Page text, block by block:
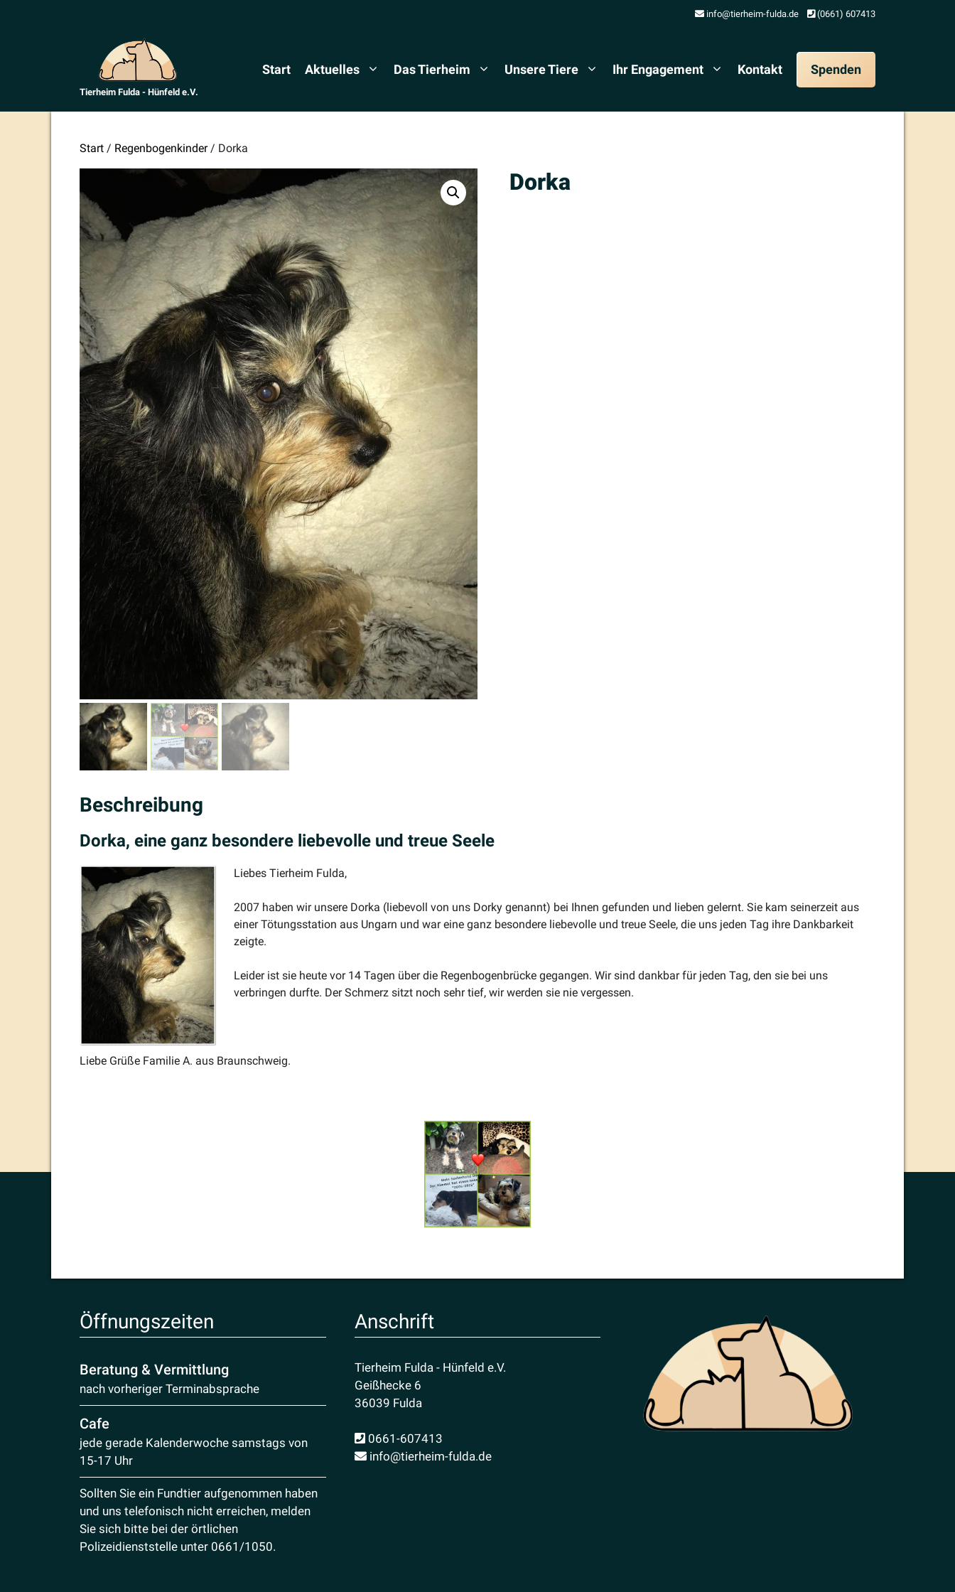
info@tierheim-fulda.de (0661) 607413
Tierheim Fulda - Hünfeld e.V.
Start Aktuelles Das Tierheim Unsere Tiere Ihr Engagement Kontakt Spenden
Start / Regenbogenkinder/ Dorka
Dorka
Beschreibung
Dorka, eine ganz besondere liebe­volle und treue Seele
Liebes Tierheim Fulda,
2007 haben wir unsere Dorka (liebevoll von uns Dorky genannt) bei Ihnen gefunden und lieben gelernt. Sie kam seinerzeit aus
einer Tötungs­station aus Ungarn und war eine ganz besondere liebe­volle und treue Seele, die uns jeden Tag ihre Dankbarkeit
zeigte.
Leider ist sie heute vor 14 Tagen über die Regen­bo­gen­brücke gegangen. Wir sind dankbar für jeden Tag, den sie bei uns
verbringen durfte. Der Schmerz sitzt noch sehr tief, wir werden sie nie vergessen.
Liebe Grüße Familie A. aus Braunschweig.
Öffnungs­zeiten
Beratung & Vermittlung
nach vorheriger Terminabsprache
Cafe
jede gerade Kalenderwoche samstags von
15-17 Uhr
Sollten Sie ein Fundtier aufgenommen haben
und uns telefonisch nicht erreichen, melden
Sie sich bitte bei der örtlichen
Polizeidienststelle unter 0661/1050.
Anschrift
Tierheim Fulda - Hünfeld e.V.
Geißhecke 6
36039 Fulda
0661-607413
info@tierheim-fulda.de